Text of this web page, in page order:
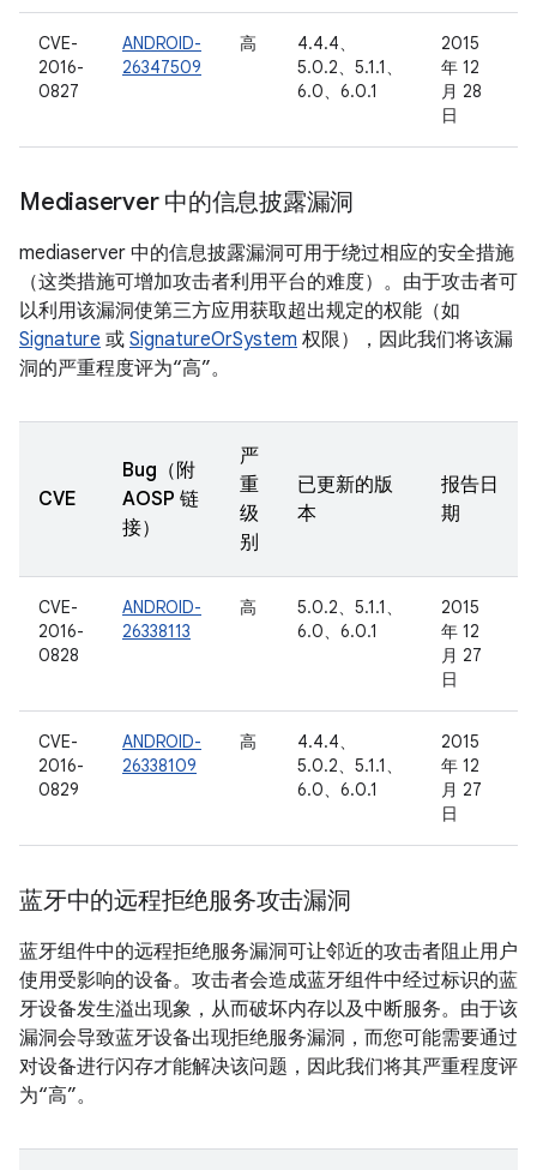
CVE-
2016-
0827
ANDROID-
26347509
高
4.4.4、
5.0.2、5.1.1、
6.0、6.0.1
2015
年 12
月 28
日
Mediaserver 中的信息披露漏洞
mediaserver 中的信息披露漏洞可用于绕过相应的安全措施
（这类措施可增加攻击者利用平台的难度）。由于攻击者可
以利用该漏洞使第三方应用获取超出规定的权能（如
Signature 或 SignatureOrSystem 权限），因此我们将该漏
洞的严重程度评为“高”。
CVE
Bug（附
AOSP 链
接）
严
重
级
别
已更新的版
本
报告日
期
CVE-
2016-
0828
ANDROID-
26338113
高
5.0.2、5.1.1、
6.0、6.0.1
2015
年 12
月 27
日
CVE-
2016-
0829
ANDROID-
26338109
高
4.4.4、
5.0.2、5.1.1、
6.0、6.0.1
2015
年 12
月 27
日
蓝牙中的远程拒绝服务攻击漏洞
蓝牙组件中的远程拒绝服务漏洞可让邻近的攻击者阻止用户
使用受影响的设备。攻击者会造成蓝牙组件中经过标识的蓝
牙设备发生溢出现象，从而破坏内存以及中断服务。由于该
漏洞会导致蓝牙设备出现拒绝服务漏洞，而您可能需要通过
对设备进行闪存才能解决该问题，因此我们将其严重程度评
为“高”。